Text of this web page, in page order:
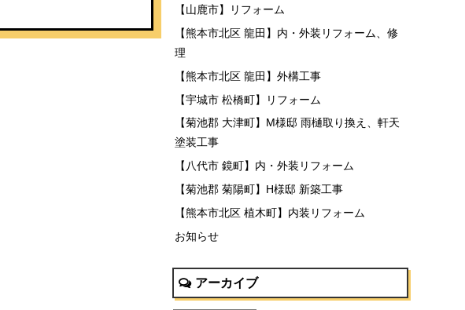
【山鹿市】リフォーム
【熊本市北区 龍田】内・外装リフォーム、修
理
【熊本市北区 龍田】外構工事
【宇城市 松橋町】リフォーム
【菊池郡 大津町】M様邸 雨樋取り換え、軒天
塗装工事
【八代市 鏡町】内・外装リフォーム
【菊池郡 菊陽町】H様邸 新築工事
【熊本市北区 植木町】内装リフォーム
お知らせ
アーカイブ